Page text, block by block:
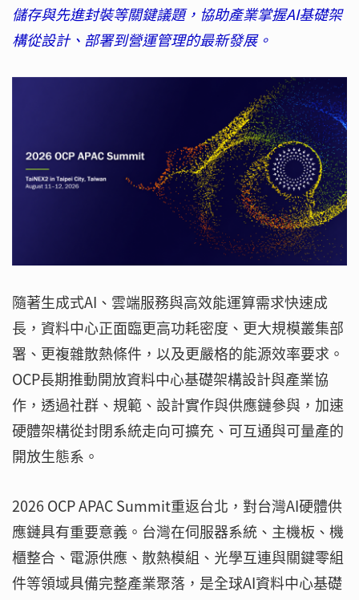
儲存與先進封裝等關鍵議題，協助產業掌握AI基礎架
構從設計、部署到營運管理的最新發展。
隨著生成式AI、雲端服務與高效能運算需求快速成
長，資料中心正面臨更高功耗密度、更大規模叢集部
署、更複雜散熱條件，以及更嚴格的能源效率要求。
OCP長期推動開放資料中心基礎架構設計與產業協
作，透過社群、規範、設計實作與供應鏈參與，加速
硬體架構從封閉系統走向可擴充、可互通與可量產的
開放生態系。
2026 OCP APAC Summit重返台北，對台灣AI硬體供
應鏈具有重要意義。台灣在伺服器系統、主機板、機
櫃整合、電源供應、散熱模組、光學互連與關鍵零組
件等領域具備完整產業聚落，是全球AI資料中心基礎